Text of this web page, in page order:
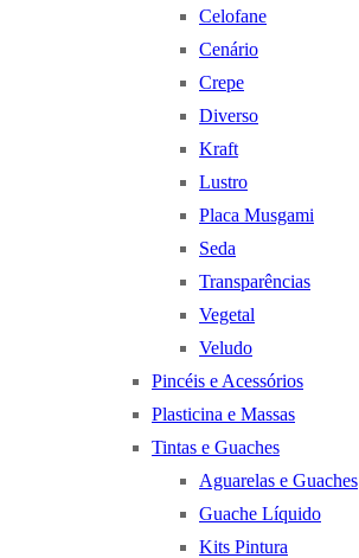
Celofane
Cenário
Crepe
Diverso
Kraft
Lustro
Placa Musgami
Seda
Transparências
Vegetal
Veludo
Pincéis e Acessórios
Plasticina e Massas
Tintas e Guaches
Aguarelas e Guaches
Guache Líquido
Kits Pintura